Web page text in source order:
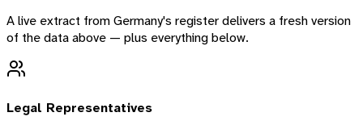
A live extract fromGermany's register delivers a fresh version
of the data above — plus everything below.
Legal Representatives